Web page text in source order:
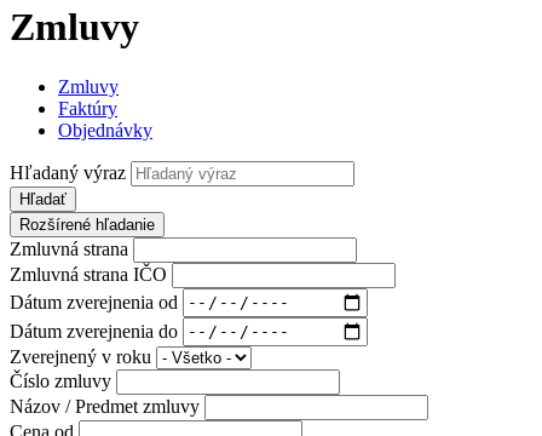
Zmluvy
Zmluvy
Faktúry
Objednávky
Hľadaný výraz
Hľadať
Rozšírené hľadanie
Zmluvná strana
Zmluvná strana IČO
Dátum zverejnenia od
Dátum zverejnenia do
Zverejnený v roku
Číslo zmluvy
Názov / Predmet zmluvy
Cena od